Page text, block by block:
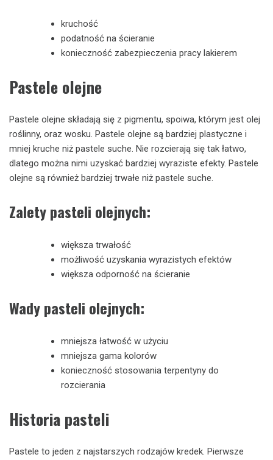
kruchość
podatność na ścieranie
konieczność zabezpieczenia pracy lakierem
Pastele olejne
Pastele olejne składają się z pigmentu, spoiwa, którym jest olej
roślinny, oraz wosku. Pastele olejne są bardziej plastyczne i
mniej kruche niż pastele suche. Nie rozcierają się tak łatwo,
dlatego można nimi uzyskać bardziej wyraziste efekty. Pastele
olejne są również bardziej trwałe niż pastele suche.
Zalety pasteli olejnych:
większa trwałość
możliwość uzyskania wyrazistych efektów
większa odporność na ścieranie
Wady pasteli olejnych:
mniejsza łatwość w użyciu
mniejsza gama kolorów
konieczność stosowania terpentyny do
rozcierania
Historia pasteli
Pastele to jeden z najstarszych rodzajów kredek. Pierwsze